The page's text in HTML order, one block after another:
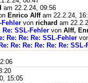
am 22.2.24, 09:56
Enrico Alffam 22.2.24,
Fehler von richard am
Re: SSL-Fehler von Alff,
Re: Re: Re: SSL-Fehler
Re: Re: Re: Re: Re: SSL-
15:05